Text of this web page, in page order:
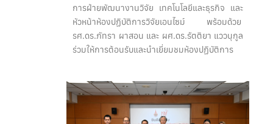
การฝ่ายพัฒนางานวิจัย เทคโนโลยีและธุรกิจ และ
หัวหน้าห้องปฏิบัติการวิจัยเอนไซม์ พร้อมด้วย
รศ.ดร.ภัทรา ผาสอน และ ผศ.ดร.รัตติยา แววนุกูล
ร่วมให้การต้อนรับและนำเยี่ยมชมห้องปฏิบัติการ